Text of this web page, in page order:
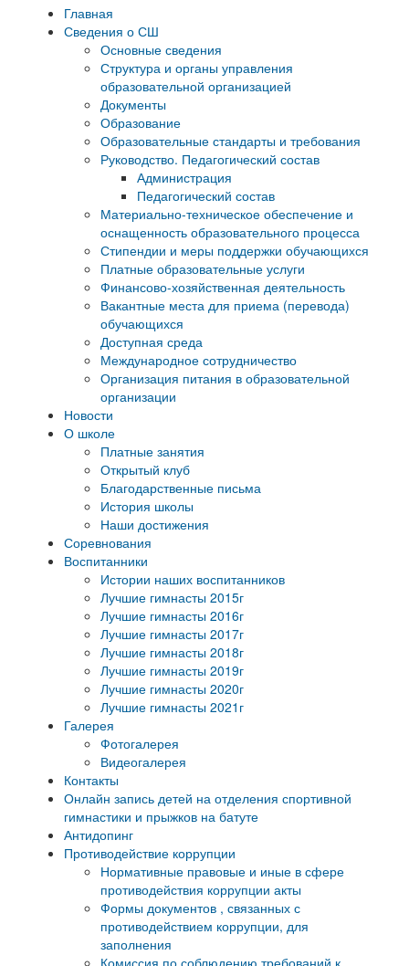
Главная
Сведения о СШ
Основные сведения
Структура и органы управления
образовательной организацией
Документы
Образование
Образовательные стандарты и требования
Руководство. Педагогический состав
Администрация
Педагогический состав
Материально-техническое обеспечение и
оснащенность образовательного процесса
Стипендии и меры поддержки обучающихся
Платные образовательные услуги
Финансово-хозяйственная деятельность
Вакантные места для приема (перевода)
обучающихся
Доступная среда
Международное сотрудничество
Организация питания в образовательной
организации
Новости
О школе
Платные занятия
Открытый клуб
Благодарственные письма
История школы
Наши достижения
Соревнования
Воспитанники
Истории наших воспитанников
Лучшие гимнасты 2015г
Лучшие гимнасты 2016г
Лучшие гимнасты 2017г
Лучшие гимнасты 2018г
Лучшие гимнасты 2019г
Лучшие гимнасты 2020г
Лучшие гимнасты 2021г
Галерея
Фотогалерея
Видеогалерея
Контакты
Онлайн запись детей на отделения спортивной
гимнастики и прыжков на батуте
Антидопинг
Противодействие коррупции
Нормативные правовые и иные в сфере
противодействия коррупции акты
Формы документов , связанных с
противодействием коррупции, для
заполнения
Комиссия по соблюдению требований к